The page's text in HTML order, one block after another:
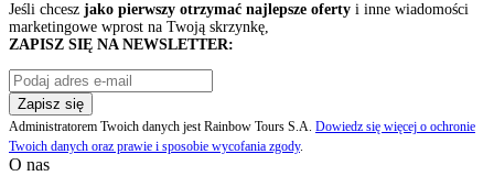
Jeśli chcesz jako pierwszy otrzymać najlepsze oferty i inne wiadomości
marketingowe wprost na Twoją skrzynkę,
ZAPISZ SIĘ NA NEWSLETTER:
Zapisz się
Administratorem Twoich danych jest Rainbow Tours S.A. Dowiedz się więcej o ochronie
Twoich danych oraz prawie i sposobie wycofania zgody.
O nas